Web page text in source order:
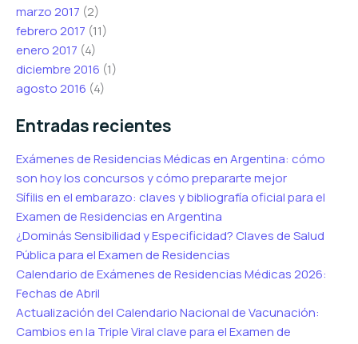
marzo 2017 (2)
febrero 2017 (11)
enero 2017 (4)
diciembre 2016 (1)
agosto 2016 (4)
Entradas recientes
Exámenes de Residencias Médicas en Argentina: cómo
son hoy los concursos y cómo prepararte mejor
Sífilis en el embarazo: claves y bibliografía oficial para el
Examen de Residencias en Argentina
¿Dominás Sensibilidad y Especificidad? Claves de Salud
Pública para el Examen de Residencias
Calendario de Exámenes de Residencias Médicas 2026:
Fechas de Abril
Actualización del Calendario Nacional de Vacunación:
Cambios en la Triple Viral clave para el Examen de